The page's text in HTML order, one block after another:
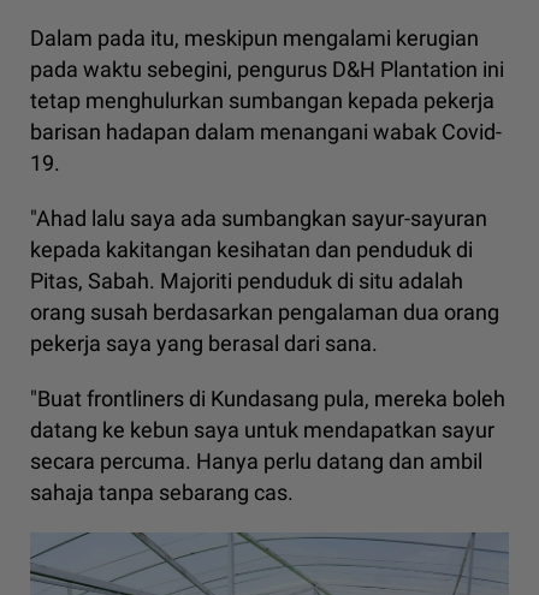
Dalam pada itu, meskipun mengalami kerugian
pada waktu sebegini, pengurus D&H Plantation ini
tetap menghulurkan sumbangan kepada pekerja
barisan hadapan dalam menangani wabak Covid-
19.
"Ahad lalu saya ada sumbangkan sayur-sayuran
kepada kakitangan kesihatan dan penduduk di
Pitas, Sabah. Majoriti penduduk di situ adalah
orang susah berdasarkan pengalaman dua orang
pekerja saya yang berasal dari sana.
"Buat frontliners di Kundasang pula, mereka boleh
datang ke kebun saya untuk mendapatkan sayur
secara percuma. Hanya perlu datang dan ambil
sahaja tanpa sebarang cas.